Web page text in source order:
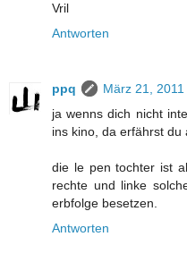
Vril
Antworten
ppq
März 21, 2011
ja wenns dich nicht
ins kino, da erfährst du
die le pen tochter ist
rechte und linke
erbfolge besetzen.
Antworten